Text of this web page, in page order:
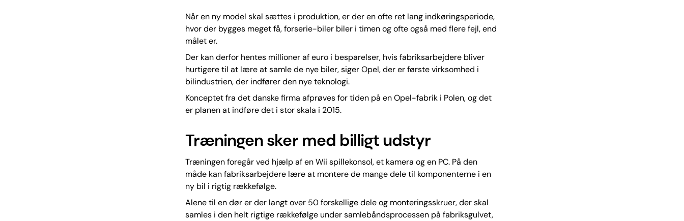
Når en ny model skal sættes i produktion, er der en ofte ret lang indkøringsperiode,
hvor der bygges meget få, forserie-biler biler i timen og ofte også med flere fejl, end
målet er.
Der kan derfor hentes millioner af euro i besparelser, hvis fabriksarbejdere bliver
hurtigere til at lære at samle de nye biler, siger Opel, der er første virksomhed i
bilindustrien, der indfører den nye teknologi.
Konceptet fra det danske firma afprøves for tiden på en Opel-fabrik i Polen, og det
er planen at indføre det i stor skala i 2015.
Træningen sker med billigt udstyr
Træningen foregår ved hjælp af en Wii spillekonsol, et kamera og en PC. På den
måde kan fabriksarbejdere lære at montere de mange dele til komponenterne i en
ny bil i rigtig rækkefølge.
Alene til en dør er der langt over 50 forskellige dele og monteringsskruer, der skal
samles i den helt rigtige rækkefølge under samlebåndsprocessen på fabriksgulvet,